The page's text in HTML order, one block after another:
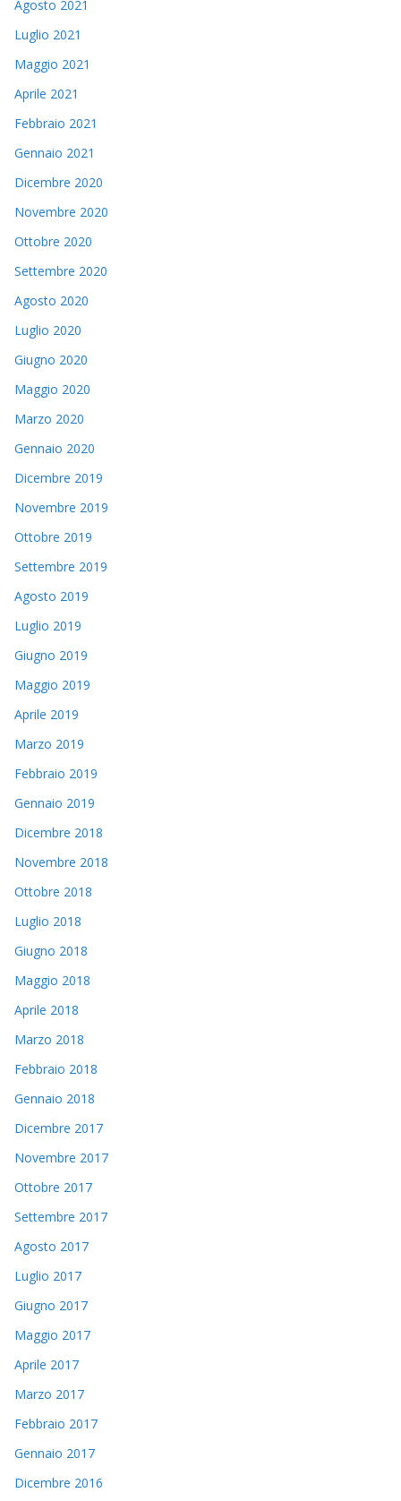
Agosto 2021
Luglio 2021
Maggio 2021
Aprile 2021
Febbraio 2021
Gennaio 2021
Dicembre 2020
Novembre 2020
Ottobre 2020
Settembre 2020
Agosto 2020
Luglio 2020
Giugno 2020
Maggio 2020
Marzo 2020
Gennaio 2020
Dicembre 2019
Novembre 2019
Ottobre 2019
Settembre 2019
Agosto 2019
Luglio 2019
Giugno 2019
Maggio 2019
Aprile 2019
Marzo 2019
Febbraio 2019
Gennaio 2019
Dicembre 2018
Novembre 2018
Ottobre 2018
Luglio 2018
Giugno 2018
Maggio 2018
Aprile 2018
Marzo 2018
Febbraio 2018
Gennaio 2018
Dicembre 2017
Novembre 2017
Ottobre 2017
Settembre 2017
Agosto 2017
Luglio 2017
Giugno 2017
Maggio 2017
Aprile 2017
Marzo 2017
Febbraio 2017
Gennaio 2017
Dicembre 2016